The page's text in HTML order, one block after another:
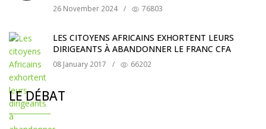
26 November 2024 / 76803
LES CITOYENS AFRICAINS EXHORTENT LEURS
DIRIGEANTS À ABANDONNER LE FRANC CFA
08 January 2017 / 66202
LE DÉBAT